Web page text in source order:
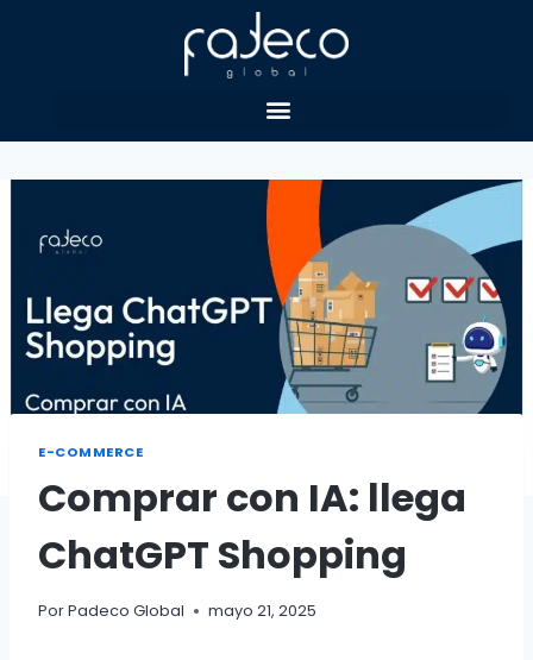
E-COMMERCE
Comprar con IA: llega
ChatGPT Shopping
PorPadeco Global mayo 21, 2025